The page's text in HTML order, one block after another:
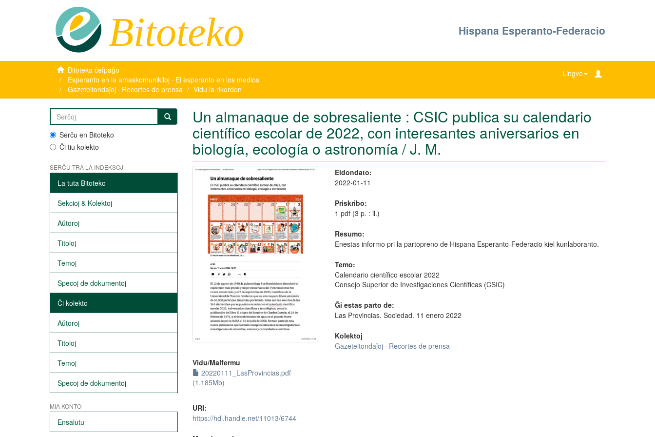
Bitoteko Hispana Esperanto-Federacio
Bitoteka ĉefpaĝo
Esperanto en la amaskomunikiloj · El esperanto en los medios
Gazeteltondaĵoj · Recortes de prensa
Vidu la rikordon
Lingvo
Serĉu en Bitoteko
Ĉi tiu kolekto
SERĈU TRA LA INDEKSOJ
La tuta Bitoteko
Sekcioj & Kolektoj
Aŭtoroj
Titoloj
Temoj
Specoj de dokumentoj
Ĉi kolekto
Aŭtoroj
Titoloj
Temoj
Specoj de dokumentoj
MIA KONTO
Ensalutu
Un almanaque de sobresaliente : CSIC publica su calendario
científico escolar de 2022, con interesantes aniversarios en
biología, ecología o astronomía / J. M.
Vidu/Malfermu
20220111_LasProvincias.pdf
(1.185Mb)
URI:
https://hdl.handle.net/11013/6744
Eldondato:
2022-01-11
Priskribo:
1 pdf (3 p. : il.)
Resumo:
Enestas informo pri la partopreno de Hispana Esperanto-Federacio kiel kunlaboranto.
Temo:
Calendario científico escolar 2022
Consejo Superior de Investigaciones Científicas (CSIC)
Ĝi estas parto de:
Las Provincias. Sociedad. 11 enero 2022
Kolektoj
Gazeteltondaĵoj · Recortes de prensa